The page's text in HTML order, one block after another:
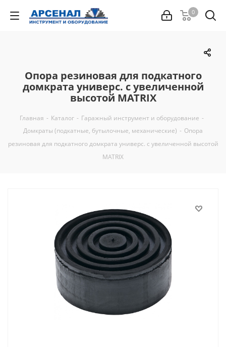
0
Опора резиновая для подкатного
домкрата универс. с увеличенной
высотой MATRIX
Главная - Каталог - Гаражный инструмент и оборудование -
Домкраты (подкатные, бутылочные, механические) - Опора
резиновая для подкатного домкрата универс. с увеличенной высотой
MATRIX